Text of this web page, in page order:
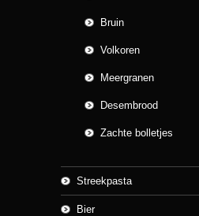
Bruin
Volkoren
Meergranen
Desembrood
Zachte bolletjes
Streekpasta
Bier